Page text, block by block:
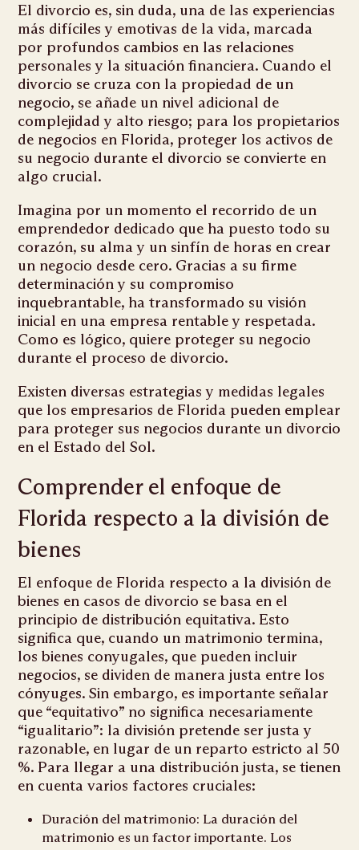
El divorcio es, sin duda, una de las experiencias
más difíciles y emotivas de la vida, marcada
por profundos cambios en las relaciones
personales y la situación financiera. Cuando el
divorcio se cruza con la propiedad de un
negocio, se añade un nivel adicional de
complejidad y alto riesgo; para los propietarios
de negocios en Florida, proteger los activos de
su negocio durante el divorcio se convierte en
algo crucial.
Imagina por un momento el recorrido de un
emprendedor dedicado que ha puesto todo su
corazón, su alma y un sinfín de horas en crear
un negocio desde cero. Gracias a su firme
determinación y su compromiso
inquebrantable, ha transformado su visión
inicial en una empresa rentable y respetada.
Como es lógico, quiere proteger su negocio
durante el proceso de divorcio.
Existen diversas estrategias y medidas legales
que los empresarios de Florida pueden emplear
para proteger sus negocios durante un divorcio
en el Estado del Sol.
Comprender el enfoque de
Florida respecto a la división de
bienes
El enfoque de Florida respecto a la división de
bienes en casos de divorcio se basa en el
principio de distribución equitativa. Esto
significa que, cuando un matrimonio termina,
los bienes conyugales, que pueden incluir
negocios, se dividen de manera justa entre los
cónyuges. Sin embargo, es importante señalar
que “equitativo” no significa necesariamente
“igualitario”: la división pretende ser justa y
razonable, en lugar de un reparto estricto al 50
%. Para llegar a una distribución justa, se tienen
en cuenta varios factores cruciales:
Duración del matrimonio: La duración del
matrimonio es un factor importante. Los